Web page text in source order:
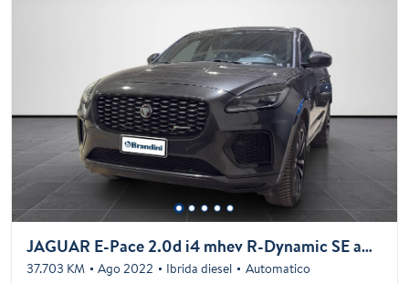
JAGUAR E-Pace 2.0d i4 mhev R-Dynamic SE awd 163cv auto
37.703 KM Ago 2022 Ibrida diesel Automatico